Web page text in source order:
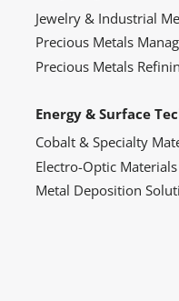
Jewelry & Industrial
Precious Metals
Precious Metals
Energy & Surface
Cobalt & Specialty
Electro-Optic Materials
Metal Deposition